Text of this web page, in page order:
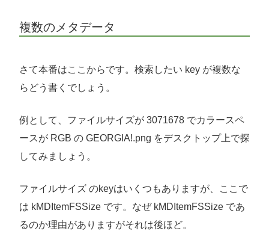
複数のメタデータ
さて本番はここからです。検索したい key が複数な
らどう書くでしょう。
例として、ファイルサイズが 3071678 でカラースペ
ースが RGB の GEORGIA!.png をデスクトップ上で探
してみましょう。
ファイルサイズ のkeyはいくつもありますが、ここで
は kMDItemFSSize です。なぜ kMDItemFSSize であ
るのか理由がありますがそれは後ほど。